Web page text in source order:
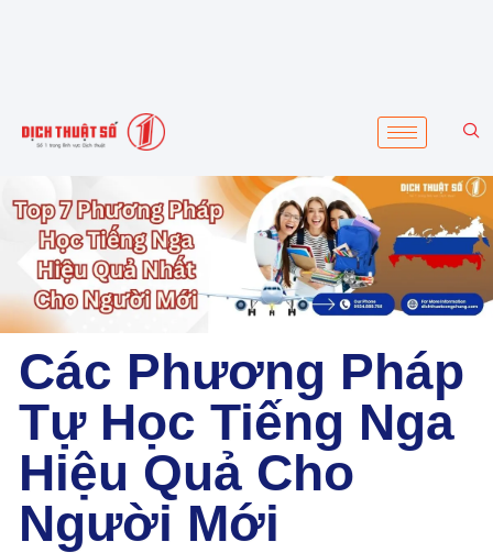
Các Phương Pháp
Tự Học Tiếng Nga
Hiệu Quả Cho
Người Mới